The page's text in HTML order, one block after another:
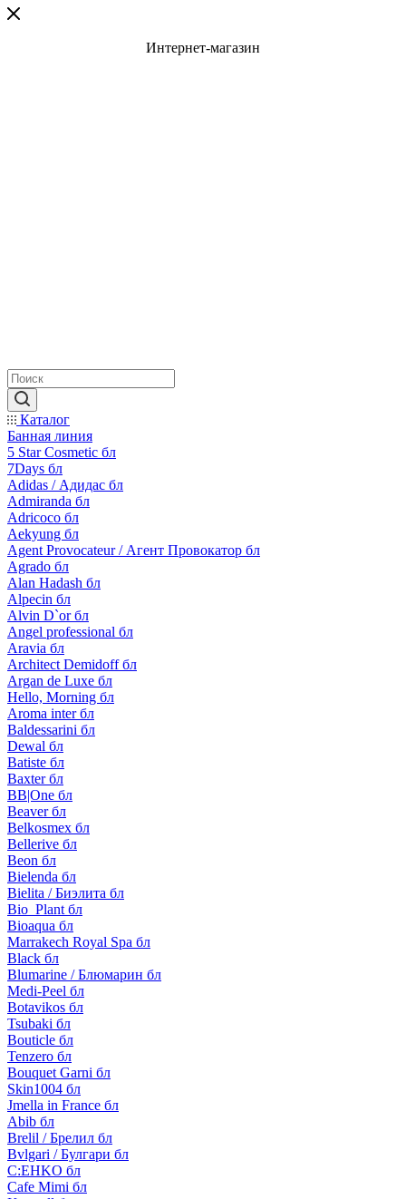
Интернет-магазин
Каталог
Банная линия
5 Star Cosmetic бл
7Days бл
Adidas / Адидас бл
Admiranda бл
Adricoco бл
Aekyung бл
Agent Provocateur / Агент Провокатор бл
Agrado бл
Alan Hadash бл
Alpecin бл
Alvin D`or бл
Angel professional бл
Aravia бл
Architect Demidoff бл
Argan de Luxe бл
Hello, Morning бл
Aroma inter бл
Baldessarini бл
Dewal бл
Batiste бл
Baxter бл
BB|One бл
Beaver бл
Belkosmex бл
Bellerive бл
Beon бл
Bielenda бл
Bielita / Биэлита бл
Bio_Plant бл
Bioaqua бл
Marrakech Royal Spa бл
Black бл
Blumarine / Блюмарин бл
Medi-Peel бл
Botavikos бл
Tsubaki бл
Bouticle бл
Tenzero бл
Bouquet Garni бл
Skin1004 бл
Jmella in France бл
Abib бл
Brelil / Брелил бл
Bvlgari / Булгари бл
C:EHKO бл
Cafe Mimi бл